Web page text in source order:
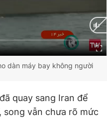
dàn máy bay không người
quay sang Iran để
song vẫn chưa rõ mức